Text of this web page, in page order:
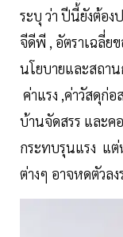
ระบุ ว่า ปีนี้ยังต้อง
จีดีพี , อัตราเฉลี่ย
นโยบายและสถา
ค่าแรง ,ค่าวัสดุก่
บ้านจัดสรร และค
กระทบรุนแรง แต่
ต่างๆ อาจหดตัวลง